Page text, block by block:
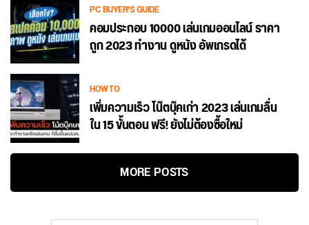
PC BUYER'S GUIDE
คอมประกอบ 10000 เล่นเกมออนไลน์ ราคา
ถูก 2023 ทำงาน ดูหนัง อัพเกรดได้
HOW TO
เพิ่มความเร็ว โน๊ตบุ๊คเก่า 2023 เล่นเกมลื่น
ใน 15 ขั้นตอน ฟรี! ยังไม่ต้องซื้อใหม่
MORE POSTS